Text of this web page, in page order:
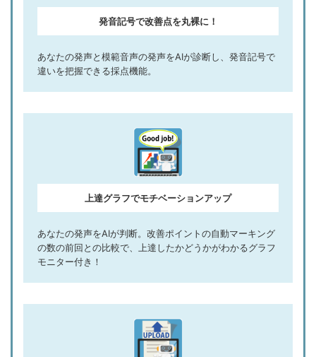
発音記号で改善点を丸裸に！
あなたの発声と模範音声の発声をAIが診断し、発音記号で
違いを把握できる採点機能。
上達グラフでモチベーションアップ
あなたの発声をAIが判断。改善ポイントの自動マーキング
の数の前回との比較で、上達したかどうかがわかるグラフ
モニター付き！